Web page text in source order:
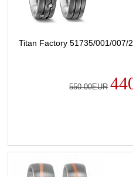
Titan Factory 51735/001/007/
550.00EUR